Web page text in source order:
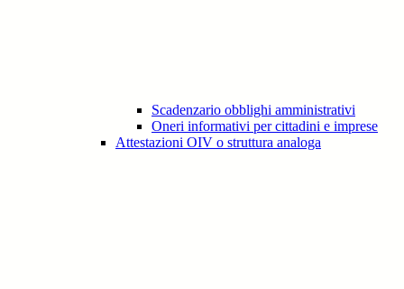
Scadenzario obblighi amministrativi
Oneri informativi per cittadini e imprese
Attestazioni OIV o struttura analoga